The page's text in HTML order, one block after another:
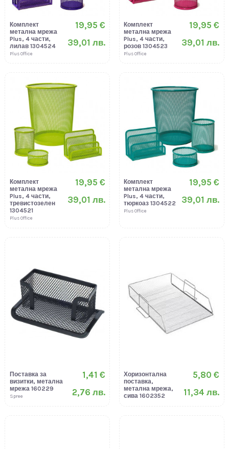
Комплект
метална мрежа
Plus, 4 части,
лилав 1304524
Plus Office
19,95 €
39,01 лв.
Комплект
метална мрежа
Plus, 4 части,
розов 1304523
Plus Office
19,95 €
39,01 лв.
Комплект
метална мрежа
Plus, 4 части,
тревистозелен
1304521
Plus Office
19,95 €
39,01 лв.
Комплект
метална мрежа
Plus, 4 части,
тюркоаз 1304522
Plus Office
19,95 €
39,01 лв.
Поставка за
визитки, метална
мрежа 160229
Spree
1,41 €
2,76 лв.
Хоризонтална
поставка,
метална мрежа,
сива 1602352
5,80 €
11,34 лв.